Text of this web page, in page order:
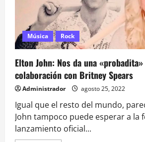
en
Santiago
Música Rock
Elton John: Nos da una
colaboración con Britney Spears
Administrador agosto 25, 2022
Igual que el resto del mundo,
John tampoco puede esperar a la
lanzamiento oficial...